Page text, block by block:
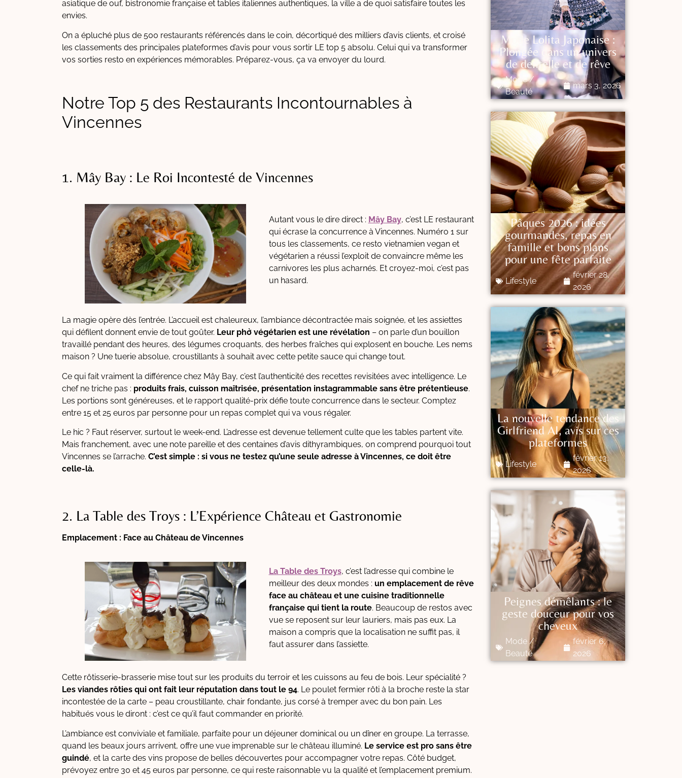
asiatique de ouf, bistronomie française et tables italiennes authentiques, la ville a de quoi satisfaire toutes les
envies.
On a épluché plus de 500 restaurants référencés dans le coin, décortiqué des milliers d’avis clients, et croisé
les classements des principales plateformes d’avis pour vous sortir LE top 5 absolu. Celui qui va transformer
vos sorties resto en expériences mémorables. Préparez-vous, ça va envoyer du lourd.
Notre Top 5 des Restaurants Incontournables à
Vincennes
1. Mây Bay : Le Roi Incontesté de Vincennes
Autant vous le dire direct : Mây Bay, c’est LE restaurant
qui écrase la concurrence à Vincennes. Numéro 1 sur
tous les classements, ce resto vietnamien vegan et
végétarien a réussi l’exploit de convaincre même les
carnivores les plus acharnés. Et croyez-moi, c’est pas
un hasard.
La magie opère dès l’entrée. L’accueil est chaleureux, l’ambiance décontractée mais soignée, et les assiettes
qui défilent donnent envie de tout goûter. Leur phở végétarien est une révélation – on parle d’un bouillon
travaillé pendant des heures, des légumes croquants, des herbes fraîches qui explosent en bouche. Les nems
maison ? Une tuerie absolue, croustillants à souhait avec cette petite sauce qui change tout.
Ce qui fait vraiment la différence chez Mây Bay, c’est l’authenticité des recettes revisitées avec intelligence. Le
chef ne triche pas : produits frais, cuisson maîtrisée, présentation instagrammable sans être prétentieuse.
Les portions sont généreuses, et le rapport qualité-prix défie toute concurrence dans le secteur. Comptez
entre 15 et 25 euros par personne pour un repas complet qui va vous régaler.
Le hic ? Faut réserver, surtout le week-end. L’adresse est devenue tellement culte que les tables partent vite.
Mais franchement, avec une note pareille et des centaines d’avis dithyrambiques, on comprend pourquoi tout
Vincennes se l’arrache. C’est simple : si vous ne testez qu’une seule adresse à Vincennes, ce doit être
celle-là.
2. La Table des Troys : L’Expérience Château et Gastronomie
Emplacement : Face au Château de Vincennes
La Table des Troys, c’est l’adresse qui combine le
meilleur des deux mondes : un emplacement de rêve
face au château et une cuisine traditionnelle
française qui tient la route. Beaucoup de restos avec
vue se reposent sur leur lauriers, mais pas eux. La
maison a compris que la localisation ne suffit pas, il
faut assurer dans l’assiette.
Cette rôtisserie-brasserie mise tout sur les produits du terroir et les cuissons au feu de bois. Leur spécialité ?
Les viandes rôties qui ont fait leur réputation dans tout le 94. Le poulet fermier rôti à la broche reste la star
incontestée de la carte – peau croustillante, chair fondante, jus corsé à tremper avec du bon pain. Les
habitués vous le diront : c’est ce qu’il faut commander en priorité.
L’ambiance est conviviale et familiale, parfaite pour un déjeuner dominical ou un dîner en groupe. La terrasse,
quand les beaux jours arrivent, offre une vue imprenable sur le château illuminé. Le service est pro sans être
guindé, et la carte des vins propose de belles découvertes pour accompagner votre repas. Côté budget,
prévoyez entre 30 et 45 euros par personne, ce qui reste raisonnable vu la qualité et l’emplacement premium.
Mode Lolita Japonaise :
Plongée dans un univers
de dentelle et de rêve
Mode /
Beauté
mars 3, 2026
Pâques 2026 : idées
gourmandes, repas en
famille et bons plans
pour une fête parfaite
Lifestyle
février 28,
2026
La nouvelle tendance des
Girlfriend AI, avis sur ces
plateformes
Lifestyle
février 13,
2026
Peignes démêlants : le
geste douceur pour vos
cheveux
Mode /
Beauté
février 6,
2026